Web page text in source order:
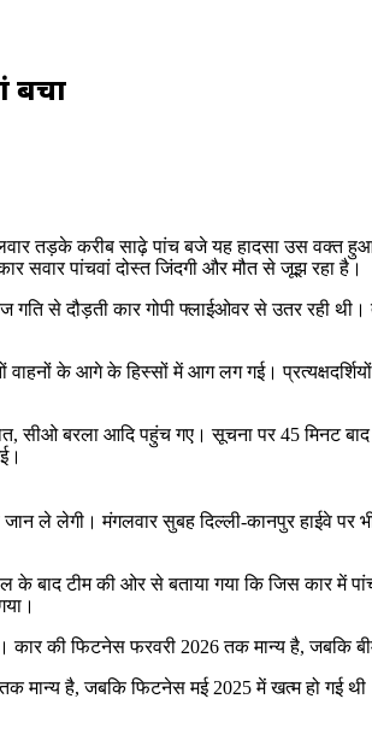
बचा
तड़के करीब साढ़े पांच बजे यह हादसा उस वक्त
सवार पांचवां दोस्त जिंदगी और मौत से जूझ रहा है।
से दौड़ती कार गोपी फ्लाईओवर से उतर रही
के आगे के हिस्सों में आग लग गई।
सीओ बरला आदि पहुंच गए। सूचना पर 45 मिनट
जान ले लेगी। मंगलवार सुबह दिल्ली-कानपुर हाईवे
बाद टीम की ओर से बताया गया कि जिस कार में
की फिटनेस फरवरी 2026 तक मान्य है, जबकि
मान्य है, जबकि फिटनेस मई 2025 में खत्म हो गई